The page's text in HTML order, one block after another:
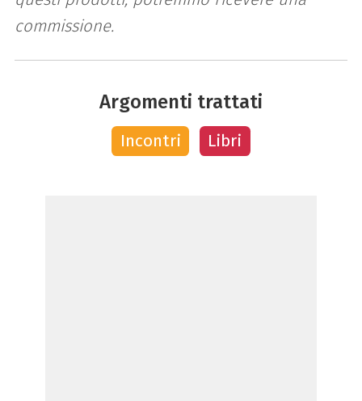
commissione.
Argomenti trattati
Incontri Libri